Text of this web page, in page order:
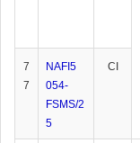
7
7
NAFI5
054-
FSMS/2
5
CI